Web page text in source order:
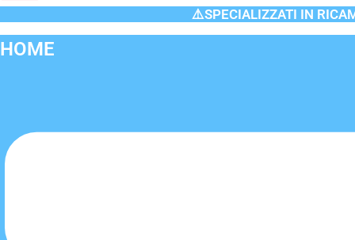
⚠️SPECIALIZZATI IN
HOME